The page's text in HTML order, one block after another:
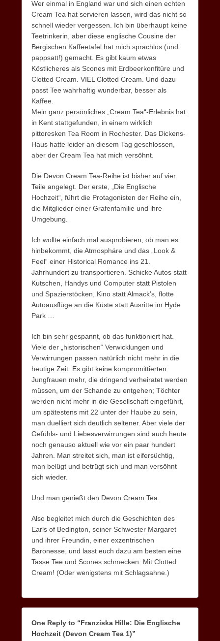
Wer einmal in England war und sich einen echten
Cream Tea hat servieren lassen, wird das nicht so
schnell wieder vergessen. Ich bin überhaupt keine
Teetrinkerin, aber diese englische Cousine der
Bergischen Kaffeetafel hat mich sprachlos (und
pappsatt!) gemacht. Es gibt kaum etwas
Köstlicheres als Scones mit Erdbeerkonfitüre und
Clotted Cream. VIEL Clotted Cream. Und dazu
passt Tee wahrhaftig wunderbar, besser als
Kaffee.
Mein ganz persönliches „Cream Tea“-Erlebnis hat
in Kent stattgefunden, in einem wirklich
pittoresken Tea Room in Rochester. Das Dickens-
Haus hatte leider an diesem Tag geschlossen,
aber der Cream Tea hat mich versöhnt.
Die Devon Cream Tea-Reihe ist bisher auf vier
Teile angelegt. Der erste, „Die Englische
Hochzeit“, führt die Protagonisten der Reihe ein,
die Mitglieder einer Grafenfamilie und ihre
Umgebung.
Ich wollte einfach mal ausprobieren, ob man es
hinbekommt, die Atmosphäre und das „Look &
Feel“ einer Historical Romance ins 21.
Jahrhundert zu transportieren. Schicke Autos statt
Kutschen, Handys und Computer statt Pistolen
und Spazierstöcken, Kino statt Almack’s, flotte
Autoausflüge an die Küste statt Ausritte im Hyde
Park …
Ich bin sehr gespannt, ob das funktioniert hat.
Viele der „historischen“ Verwicklungen und
Verwirrungen passen natürlich nicht mehr in die
heutige Zeit. Es gibt keine kompromittierten
Jungfrauen mehr, die dringend verheiratet werden
müssen, um der Schande zu entgehen; Töchter
werden nicht mehr in die Gesellschaft eingeführt,
um spätestens mit 22 unter der Haube zu sein,
man duelliert sich deutlich seltener. Aber viele der
Gefühls- und Liebesverwirrungen sind auch heute
noch genauso aktuell wie vor ein paar hundert
Jahren. Man streitet sich, man ist eifersüchtig,
man belügt und betrügt sich und man versöhnt
sich wieder.
Und man genießt den Devon Cream Tea.
Also begleitet mich durch die Geschichten des
Earls of Bedington, seiner Schwester Margaret
und ihrer Freundin, einer exzentrischen
Baronesse, und lasst euch dazu am besten eine
Tasse Tee und Scones schmecken. Mit Clotted
Cream! (Oder wenigstens mit Schlagsahne.)
One Reply to “Franziska Hille: Die Englische
Hochzeit (Devon Cream Tea 1)”